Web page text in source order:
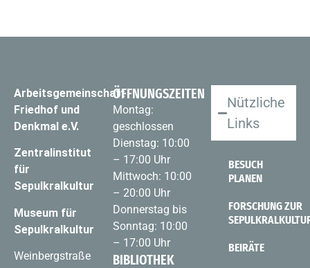
Arbeitsgemeinschaft
Friedhof und
Denkmal e.V.
Zentralinstitut
für
Sepulkralkultur
Museum für
Sepulkralkultur
Weinbergstraße
ÖFFNUNGSZEITEN
Montag:
geschlossen
Dienstag: 10:00
– 17:00 Uhr
Mittwoch: 10:00
– 20:00 Uhr
Donnerstag bis
Sonntag: 10:00
– 17:00 Uhr
BIBLIOTHEK
Nützliche
Links
BESUCH
PLANEN
FORSCHUNG ZUR
BEIRÄTE